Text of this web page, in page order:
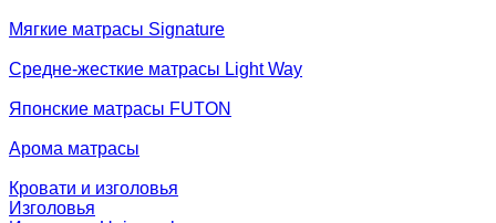
Мягкие матрасы Signature
Средне-жесткие матрасы Light Way
Японские матрасы FUTON
Арома матрасы
Кровати и изголовья
Изголовья